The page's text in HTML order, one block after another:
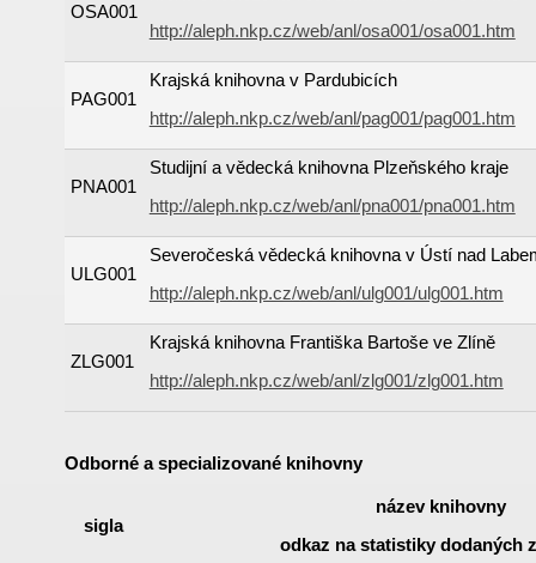
OSA001
http://aleph.nkp.cz/web/anl/osa001/osa001.htm
PAG001
Krajská knihovna v Pardubicích
http://aleph.nkp.cz/web/anl/pag001/pag001.htm
PNA001
Studijní a vědecká knihovna Plzeňského kraje
http://aleph.nkp.cz/web/anl/pna001/pna001.htm
ULG001
Severočeská vědecká knihovna v Ústí nad
http://aleph.nkp.cz/web/anl/ulg001/ulg001.htm
ZLG001
Krajská knihovna Františka Bartoše ve Zlíně
http://aleph.nkp.cz/web/anl/zlg001/zlg001.htm
Odborné a specializované knihovny
sigla
název knihovny
odkaz na statistiky dodaných